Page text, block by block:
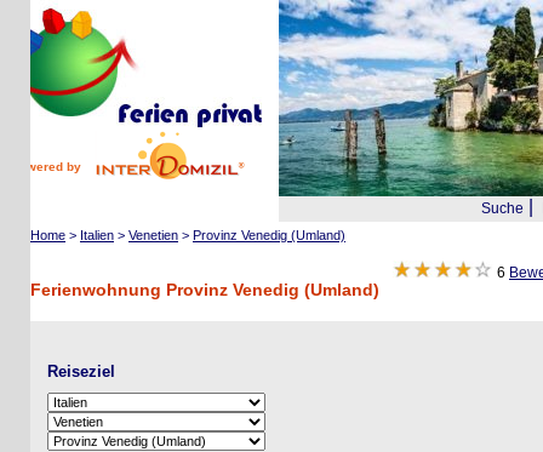
by
Suche|
Home>Italien>Venetien>Provinz Venedig (Umland)
Ferienwohnung Provinz Venedig (Umland)
6
Reiseziel